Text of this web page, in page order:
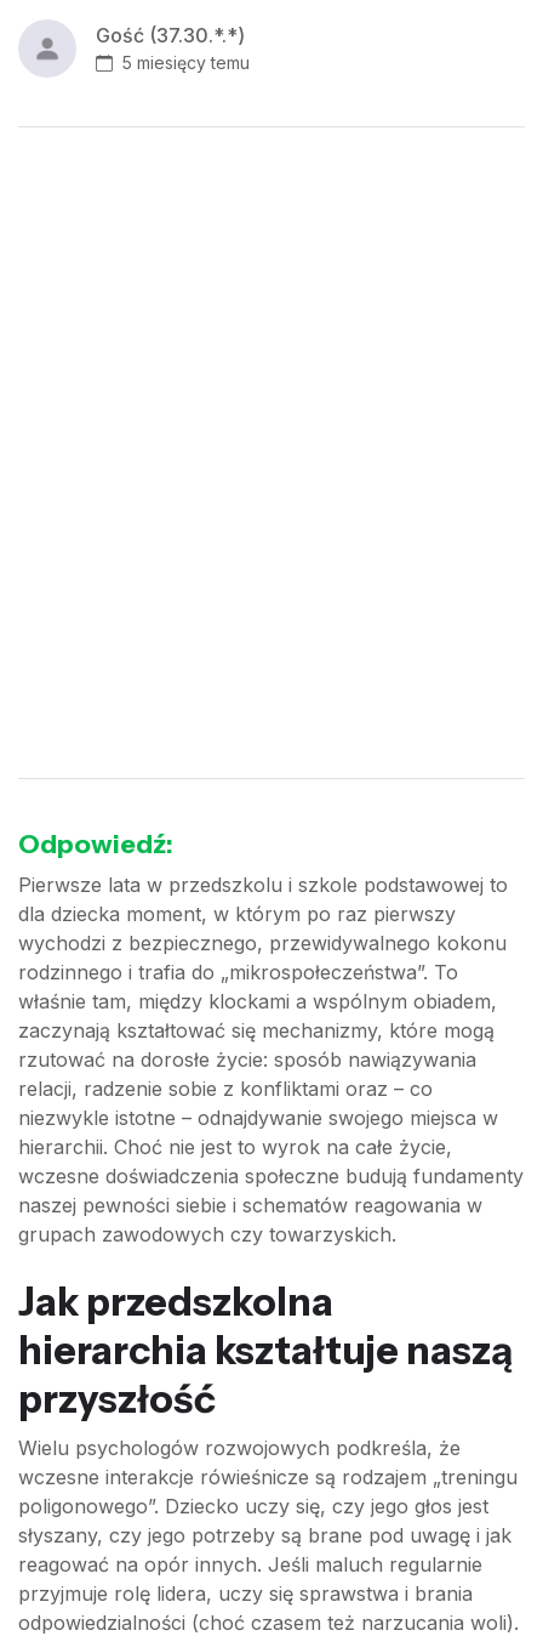
Gość (37.30.*.*)
5 miesięcy temu
Odpowiedź:
Pierwsze lata w przedszkolu i szkole podstawowej to
dla dziecka moment, w którym po raz pierwszy
wychodzi z bezpiecznego, przewidywalnego kokonu
rodzinnego i trafia do „mikrospołeczeństwa”. To
właśnie tam, między klockami a wspólnym obiadem,
zaczynają kształtować się mechanizmy, które mogą
rzutować na dorosłe życie: sposób nawiązywania
relacji, radzenie sobie z konfliktami oraz – co
niezwykle istotne – odnajdywanie swojego miejsca w
hierarchii. Choć nie jest to wyrok na całe życie,
wczesne doświadczenia społeczne budują fundamenty
naszej pewności siebie i schematów reagowania w
grupach zawodowych czy towarzyskich.
Jak przedszkolna
hierarchia kształtuje naszą
przyszłość
Wielu psychologów rozwojowych podkreśla, że
wczesne interakcje rówieśnicze są rodzajem „treningu
poligonowego”. Dziecko uczy się, czy jego głos jest
słyszany, czy jego potrzeby są brane pod uwagę i jak
reagować na opór innych. Jeśli maluch regularnie
przyjmuje rolę lidera, uczy się sprawstwa i brania
odpowiedzialności (choć czasem też narzucania woli).